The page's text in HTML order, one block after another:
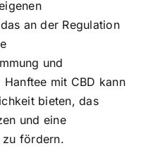
an der Regulation
und
mit CBD kann
bieten, das
und eine
zu fördern.